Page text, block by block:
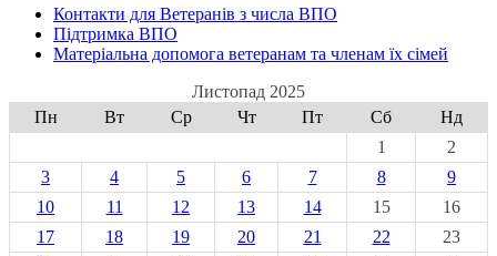
Контакти для Ветеранів з числа ВПО
Підтримка ВПО
Матеріальна допомога ветеранам та членам їх сімей
Листопад 2025
Пн
Вт Ср Чт Пт Сб
Нд
1
2
3
4 5 6 7 8
9
10
11 12 13 14 15
16
17
18 19 20 21 22
23